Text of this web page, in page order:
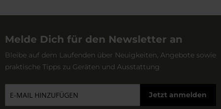
Melde Dich für den Newsletter an
Bleibe auf dem Laufenden über Neuigkeiten, Angebote sowie
praktische Tipps zu Geräten und Ausstattung
Jetzt anmelden